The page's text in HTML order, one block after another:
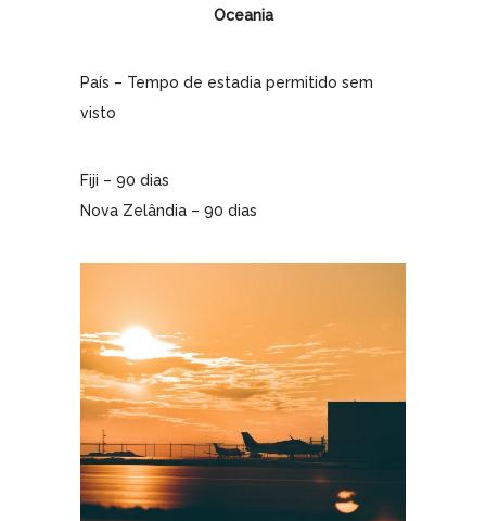
Oceania
País – Tempo de estadia permitido sem
visto
Fiji – 90 dias
Nova Zelândia – 90 dias